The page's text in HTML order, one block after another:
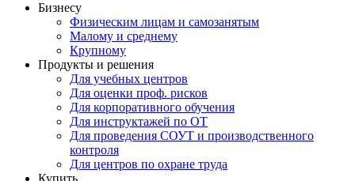
Бизнесу
Физическим лицам и самозанятым
Малому и среднему
Крупному
Продукты и решения
Для учебных центров
Для оценки проф. рисков
Для корпоративного обучения
Для инструктажей по ОТ
Для проведения СОУТ и производственного
контроля
Для центров по охране труда
Купить